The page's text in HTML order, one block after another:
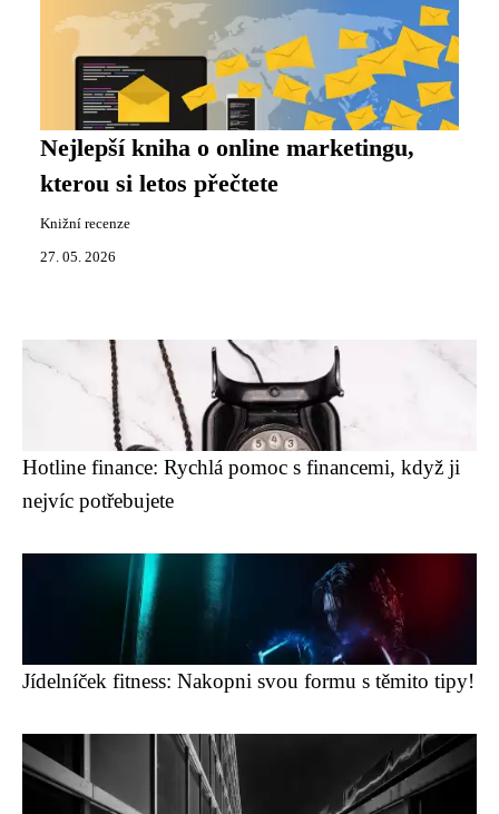
Nejlepší kniha o online marketingu,
kterou si letos přečtete
Knižní recenze
27. 05. 2026
Hotline finance: Rychlá pomoc s financemi, když ji
nejvíc potřebujete
Jídelníček fitness: Nakopni svou formu s těmito tipy!